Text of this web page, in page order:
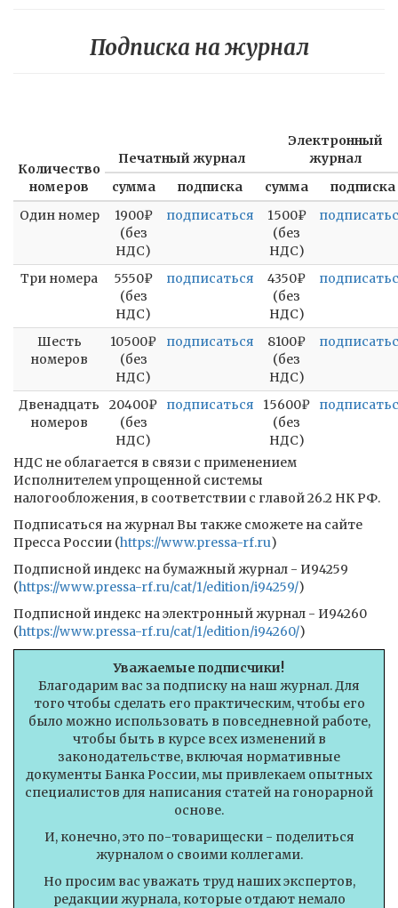
Подписка на журнал
Количество
номеров
Печатный журнал
Электронный
журнал
сумма
подписка сумма
подписка
Один номер
1900₽
(без
НДС)
подписаться
1500₽
(без
НДС)
Три номера
5550₽
(без
НДС)
подписаться
4350₽
(без
НДС)
Шесть
номеров
10500₽
(без
НДС)
подписаться
8100₽
(без
НДС)
Двенадцать
номеров
20400₽
(без
НДС)
подписаться
15600₽
(без
НДС)
НДС не облагается в связи с применением
Исполнителем упрощенной системы
налогообложения, в соответствии с главой 26.2 НК РФ.
Подписаться на журнал Вы также сможете на сайте
Пресса России (https://www.pressa-rf.ru)
Подписной индекс на бумажный журнал - И94259
(https://www.pressa-rf.ru/cat/1/edition/i94259/)
Подписной индекс на электронный журнал - И94260
(https://www.pressa-rf.ru/cat/1/edition/i94260/)
Уважаемые подписчики!
Благодарим вас за подписку на наш журнал. Для
того чтобы сделать его практическим, чтобы его
было можно использовать в повседневной работе,
чтобы быть в курсе всех изменений в
законодательстве, включая нормативные
документы Банка России, мы привлекаем опытных
специалистов для написания статей на гонорарной
основе.
И, конечно, это по-товарищески - поделиться
журналом о своими коллегами.
Но просим вас уважать труд наших экспертов,
редакции журнала, которые отдают немало